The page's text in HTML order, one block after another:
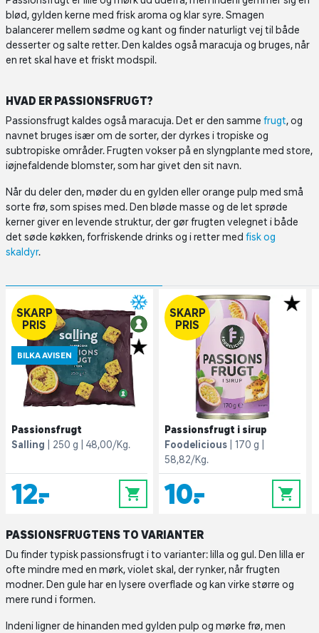
blød, gylden kerne med frisk aroma og klar syre. Smagen
balancerer mellem sødme og kant og finder naturligt vej til både
desserter og salte retter. Den kaldes også maracuja og bruges, når
en ret skal have et friskt modspil.
HVAD ER PASSIONSFRUGT?
Passionsfrugt kaldes også maracuja. Det er den samme frugt, og
navnet bruges især om de sorter, der dyrkes i tropiske og
subtropiske områder. Frugten vokser på en slyngplante med store,
iøjnefaldende blomster, som har givet den sit navn.
Når du deler den, møder du en gylden eller orange pulp med små
sorte frø, som spises med. Den bløde masse og de let sprøde
kerner giver en levende struktur, der gør frugten velegnet i både
det søde køkken, forfriskende drinks og i retter med fisk og
skaldyr.
SKARP
PRIS
BILKA AVISEN
Passionsfrugt
Salling
250 g 48,00/Kg.
12,- 0
SKARP
PRIS
Passionsfrugt i sirup
Foodelicious
170 g
58,82/Kg.
10,- 0
PASSIONSFRUGTENS TO VARIANTER
Du finder typisk passionsfrugt i to varianter: lilla og gul. Den lilla er
ofte mindre med en mørk, violet skal, der rynker, når frugten
modner. Den gule har en lysere overflade og kan virke større og
mere rund i formen.
Indeni ligner de hinanden med gylden pulp og mørke frø, men